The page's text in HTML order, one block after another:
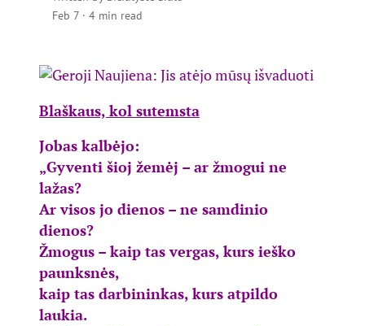
Feb 7 · 4 min read
Blaškaus, kol sutemsta
Jobas kalbėjo:
„Gyventi šioj žemėj – ar žmogui ne
lažas?
Ar visos jo dienos – ne samdinio
dienos?
Žmogus – kaip tas vergas, kurs ieško
paunksnės,
kaip tas darbininkas, kurs atpildo
laukia.